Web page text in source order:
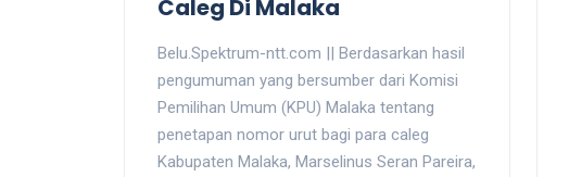
Caleg Di Malaka
Belu.Spektrum-ntt.com || Berdasarkan hasil
pengumuman yang bersumber dari Komisi
Pemilihan Umum (KPU) Malaka tentang
penetapan nomor urut bagi para caleg
Kabupaten Malaka, Marselinus Seran Pareira,